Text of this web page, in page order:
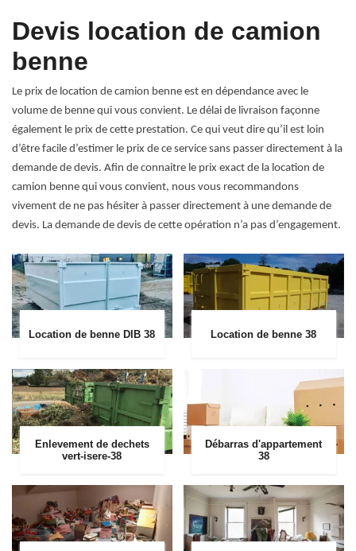
Devis location de camion
benne
Le prix de location de camion benne est en dépendance avec le
volume de benne qui vous convient. Le délai de livraison façonne
également le prix de cette prestation. Ce qui veut dire qu’il est loin
d’être facile d’estimer le prix de ce service sans passer directement à la
demande de devis. Afin de connaitre le prix exact de la location de
camion benne qui vous convient, nous vous recommandons
vivement de ne pas hésiter à passer directement à une demande de
devis. La demande de devis de cette opération n’a pas d’engagement.
Location de benne DIB 38 Location de benne 38
Enlevement de dechets
vert-isere-38
Débarras d'appartement
38